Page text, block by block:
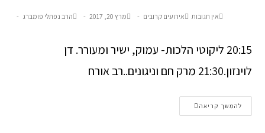
הרב נפתלי פומברג מרץ 20, 2017 אירועים קרובים אין תגובות
20:15 ליקוטי הלכות- עמוק, ישיר ומעורר. דן
לוינזון.21:30 מרק חם וניגונים..רב אורח
להמשך קריאה